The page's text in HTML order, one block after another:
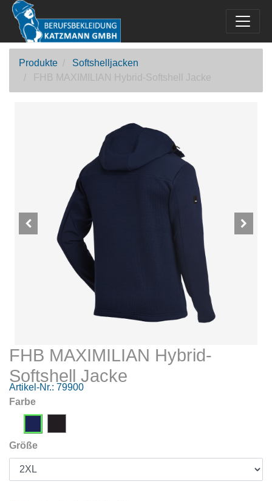
Produkte
Softshelljacken
FHB MAXIMILIAN Hybrid-Softshell Jacke
FHB MAXIMILIAN Hybrid-
Softshell Jacke
Artikel-Nr.: 79900
Farbe
Größe